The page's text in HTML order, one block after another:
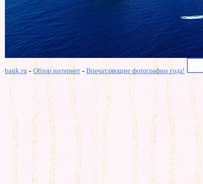
basik.ru - Обзор интернет - Впечатляющие фотографии года!